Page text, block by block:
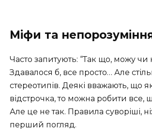
Міфи та
Часто запитують: “Так що, можу чи
Здавалося б, все просто… Але
стереотипів. Деякі вважають, що
відстрочка, то можна робити все,
Але це не так. Правила суворіші,
перший погляд.